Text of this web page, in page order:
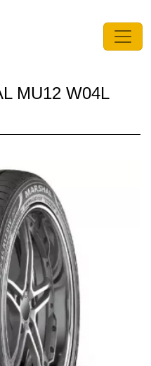
MU12 W04L